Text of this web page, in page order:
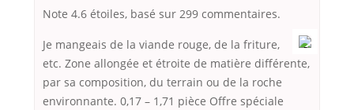
Note 4.6 étoiles, basé sur 299 commentaires.
Je mangeais de la viande rouge, de la friture,
etc. Zone allongée et étroite de matière différente,
par sa composition, du terrain ou de la roche
environnante. 0,17 – 1,71 pièce Offre spéciale